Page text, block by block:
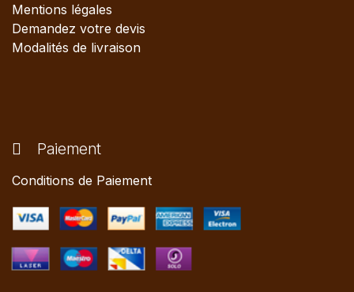
Mentions légales
Demandez votre devis
Modalités de livraison
Paiement
Conditions de Paiement